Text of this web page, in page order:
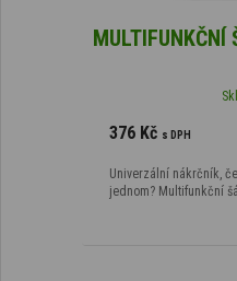
MULTIFUNKČNÍ
376 Kč s DPH
Univerzální nákrčník,
jednom? Multifunkční